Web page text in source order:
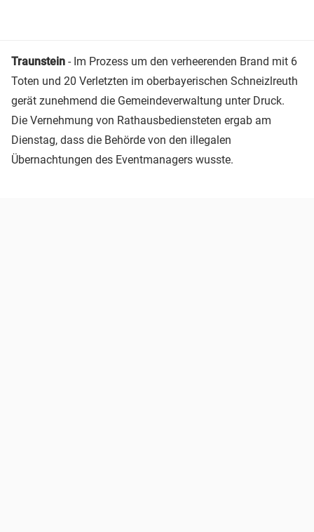
Traunstein - Im Prozess um den verheerenden Brand mit 6
Toten und 20 Verletzten im oberbayerischen Schneizlreuth
gerät zunehmend die Gemeindeverwaltung unter Druck.
Die Vernehmung von Rathausbediensteten ergab am
Dienstag, dass die Behörde von den illegalen
Übernachtungen des Eventmanagers wusste.